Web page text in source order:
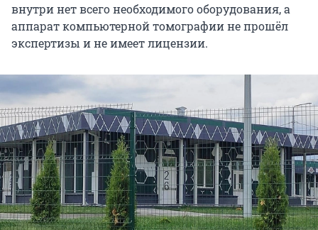
внутри нет всего необходимого оборудования, а
аппарат компьютерной томографии не прошёл
экспертизы и не имеет лицензии.